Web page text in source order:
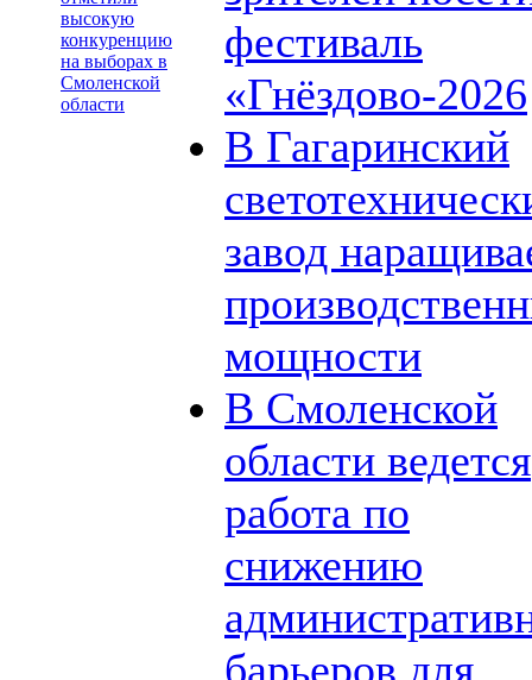
высокую
конкуренцию
на выборах в
Смоленской
области
фестиваль
«Гнёздово-2026
В Гагаринский
завод
мощности
В Смоленской
области ведется
работа по
снижению
барьеров для